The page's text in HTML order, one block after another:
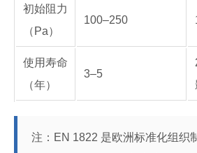
初始阻力
（Pa）
100–250
使用寿命
（年）
3–5
注：EN 1822 是欧洲标准化组织